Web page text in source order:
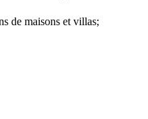
de maisons et villas;